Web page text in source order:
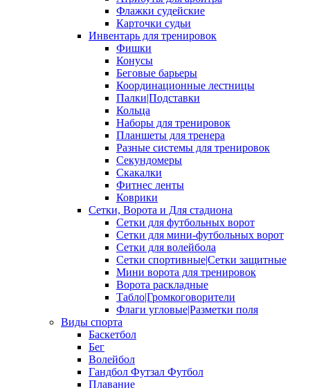
Флажки судейские
Карточки судьи
Инвентарь для тренировок
Фишки
Конусы
Беговые барьеры
Координационные лестницы
Палки|Подставки
Кольца
Наборы для тренировок
Планшеты для тренера
Разные системы для тренировок
Секундомеры
Скакалки
Фитнес ленты
Коврики
Сетки, Ворота и Для стадиона
Сетки для футбольных ворот
Сетки для мини-футбольных ворот
Сетки для волейбола
Сетки спортивные|Сетки защитные
Мини ворота для тренировок
Ворота раскладные
Табло|Громкоговорители
Флаги угловые|Разметки поля
Виды спорта
Баскетбол
Бег
Волейбол
Гандбол Футзал Футбол
Плавание